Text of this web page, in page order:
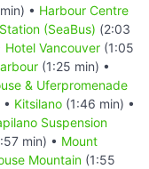
• Harbour Centre
(SeaBus) (2:03
Hotel Vancouver (1:05
(1:25 min) •
& Uferpromenade
Kitsilano (1:46 min) •
Suspension
min) • Mount
Mountain (1:55